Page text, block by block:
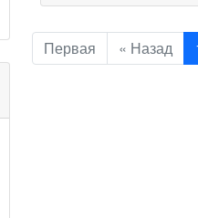
Первая « Назад